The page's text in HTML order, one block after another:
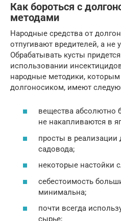
Как бороться с
методами
Народные средства от
отпугивают вредителей, а не
Обрабатывать кусты
использовании
народные методики, которым
долгоносиком, имеют
вещества абсолютно
не накапливаются в
просты в
садовода;
некоторые настойки
себестоимость
минимальна;
почти всегда
сырье;